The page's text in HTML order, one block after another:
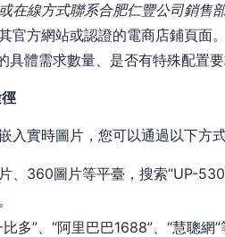
在線方式聯系合肥仁豐公司銷售部
官方網站或認證的電商店鋪頁面。
具體需求數量、是否有特殊配置
入實時圖片，您可以通過以下方
、360圖片等平臺，搜索“UP-
比多”、“阿里巴巴1688”、“慧聰